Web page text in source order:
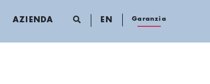
AZIENDA EN Garanzia